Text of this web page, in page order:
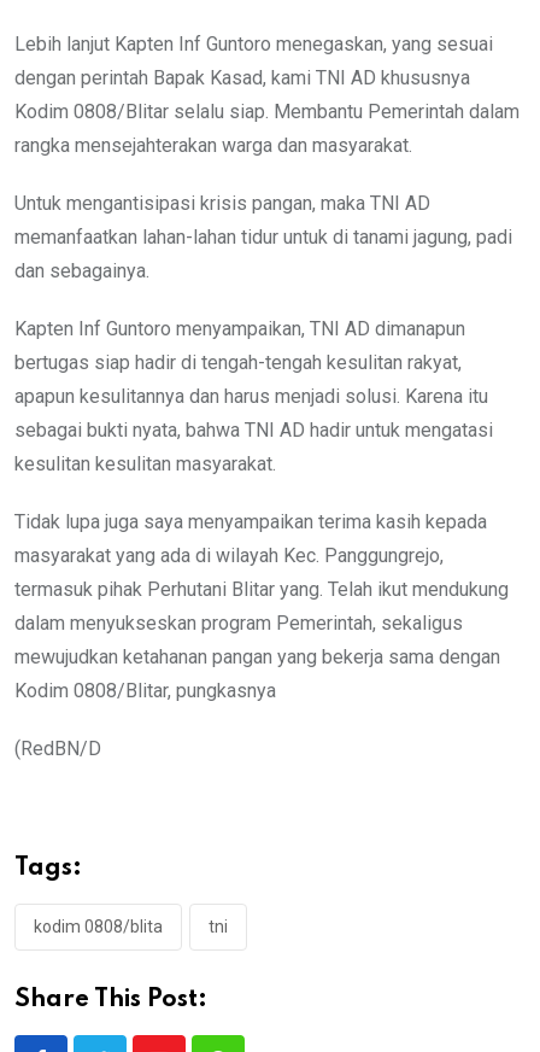
Lebih lanjut Kapten Inf Guntoro menegaskan, yang sesuai
dengan perintah Bapak Kasad, kami TNI AD khususnya
Kodim 0808/Blitar selalu siap. Membantu Pemerintah dalam
rangka mensejahterakan warga dan masyarakat.
Untuk mengantisipasi krisis pangan, maka TNI AD
memanfaatkan lahan-lahan tidur untuk di tanami jagung, padi
dan sebagainya.
Kapten Inf Guntoro menyampaikan, TNI AD dimanapun
bertugas siap hadir di tengah-tengah kesulitan rakyat,
apapun kesulitannya dan harus menjadi solusi. Karena itu
sebagai bukti nyata, bahwa TNI AD hadir untuk mengatasi
kesulitan kesulitan masyarakat.
Tidak lupa juga saya menyampaikan terima kasih kepada
masyarakat yang ada di wilayah Kec. Panggungrejo,
termasuk pihak Perhutani Blitar yang. Telah ikut mendukung
dalam menyukseskan program Pemerintah, sekaligus
mewujudkan ketahanan pangan yang bekerja sama dengan
Kodim 0808/Blitar, pungkasnya
(RedBN/D
Tags:
kodim 0808/blita tni
Share This Post: